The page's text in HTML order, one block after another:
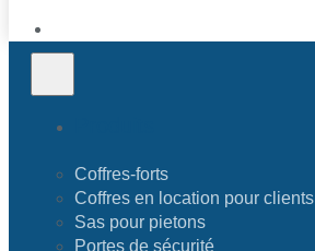
Coffres-forts
Coffres en location pour clients
Sas pour pietons
Portes de sécurité